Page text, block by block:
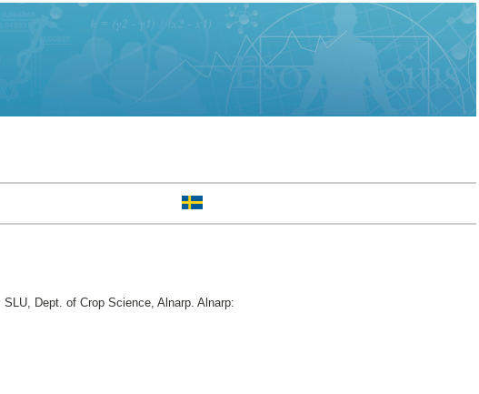
SLU, Dept. of Crop Science, Alnarp. Alnarp: